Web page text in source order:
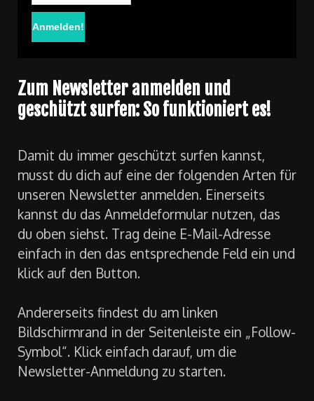
Zum Newsletter anmelden und
geschützt surfen: So funktioniert es!
Damit du immer geschützt surfen kannst,
musst du dich auf eine der folgenden Arten für
unseren Newsletter anmelden. Einerseits
kannst du das Anmeldeformular nutzen, das
du oben siehst. Trag deine E-Mail-Adresse
einfach in den das entsprechende Feld ein und
klick auf den Button.
Andererseits findest du am linken
Bildschirmrand in der Seitenleiste ein „Follow-
Symbol“. Klick einfach darauf, um die
Newsletter-Anmeldung zu starten.